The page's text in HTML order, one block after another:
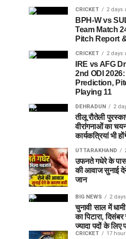
CRICKET 2 days
BPH-W vs
Team Match
Pitch Report
CRICKET 2 days
IRE vs AFG
2nd ODI
Prediction,
Playing 11
DEHRADUN 2
तीलू रौतेली
वीरांगनाओं का
कार्यकत्रियां भी
UTTARAKHAND
उफनते गधेरे के पास
की आवाज सुनाई
जान
BIG NEWS 2
चुनावी साल में
का पिटारा,
ज्यादा पदों के लिए
CRICKET 17